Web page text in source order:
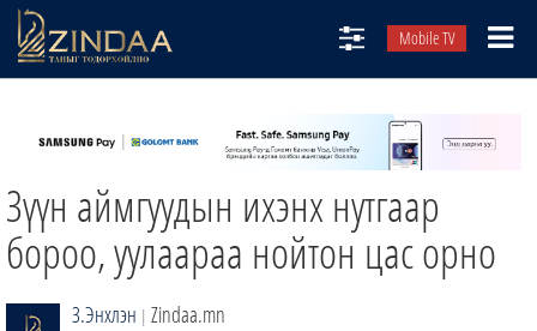
Mobile TV
ТВ8
ӨГЛӨӨНИЙ СОНИН
АУДИО ЗОХИОЛ
ЗИНДАА СЭТГҮҮЛ
Зүүн аймгуудын ихэнх нутгаар
бороо, уулаараа нойтон цас орно
З.Энхлэн | Zindaa.mn